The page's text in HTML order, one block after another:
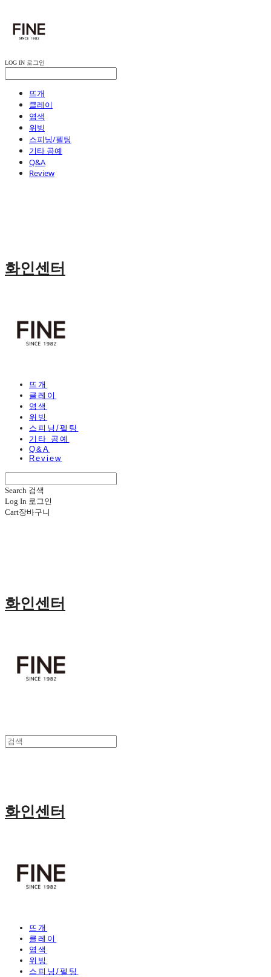
LOG IN 로그인
뜨개
클레이
염색
위빙
스피닝/펠팅
기타 공예
Q&A
Review
화인센터
뜨개
클레이
염색
위빙
스피닝/펠팅
기타 공예
Q&A
Review
Search 검색
Log In 로그인
Cart장바구니
화인센터
화인센터
뜨개
클레이
염색
위빙
스피닝/펠팅